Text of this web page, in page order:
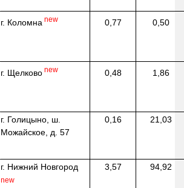
г. Коломна new 0,77 0,50
г. Щелково new 0,48 1,86
г. Голицыно, ш.
Можайское, д. 57
0,16 21,03
г. Нижний Новгород
new
3,57 94,92